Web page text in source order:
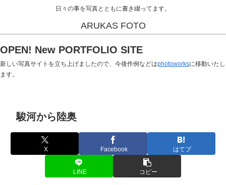
日々の事を写真とともに書き綴ってます。
ARUKAS FOTO
OPEN! New PORTFOLIO SITE
新しい写真サイトを立ち上げましたので、今後作例などはphotoworksに移動いたし
ます。
駿河から陸奥
X Facebook はてブ
LINE コピー